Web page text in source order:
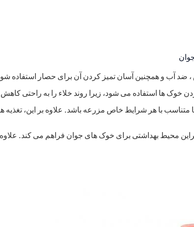
خوک ها استفاده می شود، زیرا روند خلاء را به راحتی
با هر شرایط خاص مزرعه باشد. علاوه بر این،
محیط بهداشتی برای خوک های جوان فراهم می کند.